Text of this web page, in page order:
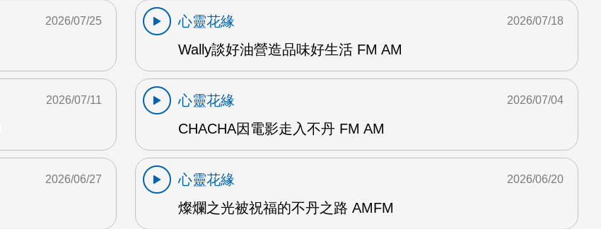
2026/07/25
心靈花緣
Wally談好油營造品味好生活 FM AM
2026/07/18
2026/07/11
心靈花緣
CHACHA因電影走入不丹 FM AM
2026/07/04
2026/06/27
心靈花緣
燦爛之光被祝福的不丹之路 AMFM
2026/06/20